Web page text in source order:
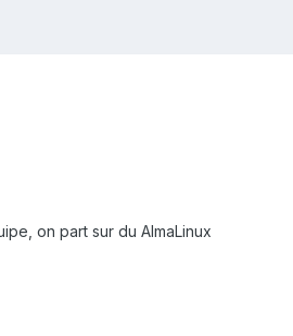
on part sur du AlmaLinux